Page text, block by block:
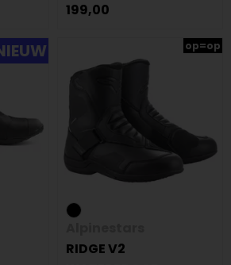
199,00
op=op
RIDGE V2